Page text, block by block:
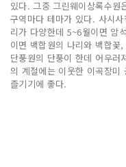
있다. 그중 그린웨이상록수
구역마다 테마가 있다. 사시
리가 다양한데 5~6월이면 암
이면 백합원의 나리와 백합
단풍원의 단풍이 한데 어우
의 계절에는 이웃한 이곡장미
즐기기에 좋다.